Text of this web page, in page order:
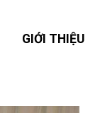
GIỚI THIỆU